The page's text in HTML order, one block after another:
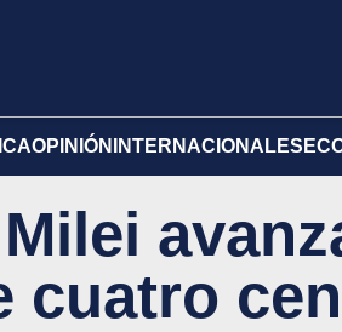
OPINIÓN INTERNACIONALES
cuatro